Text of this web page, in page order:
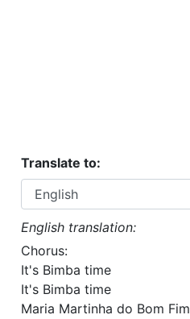
Translate to:
English translation:
Chorus:
It's Bimba time
It's Bimba time
Maria Martinha do Bom Fim